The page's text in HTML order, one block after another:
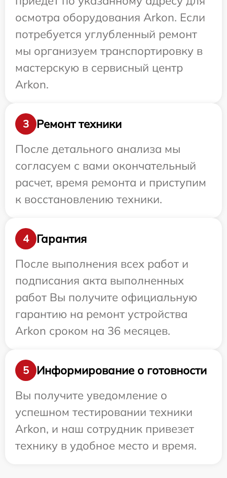
осмотра оборудования Arkon. Если
потребуется углубленный ремонт
мы организуем транспортировку в
мастерскую в сервисный центр
Arkon.
3
Ремонт техники
После детального анализа мы
согласуем с вами окончательный
расчет, время ремонта и приступим
к восстановлению техники.
4
Гарантия
После выполнения всех работ и
подписания акта выполненных
работ Вы получите официальную
гарантию на ремонт устройства
Arkon сроком на 36 месяцев.
5
Информирование о готовности
Вы получите уведомление о
успешном тестировании техники
Arkon, и наш сотрудник привезет
технику в удобное место и время.